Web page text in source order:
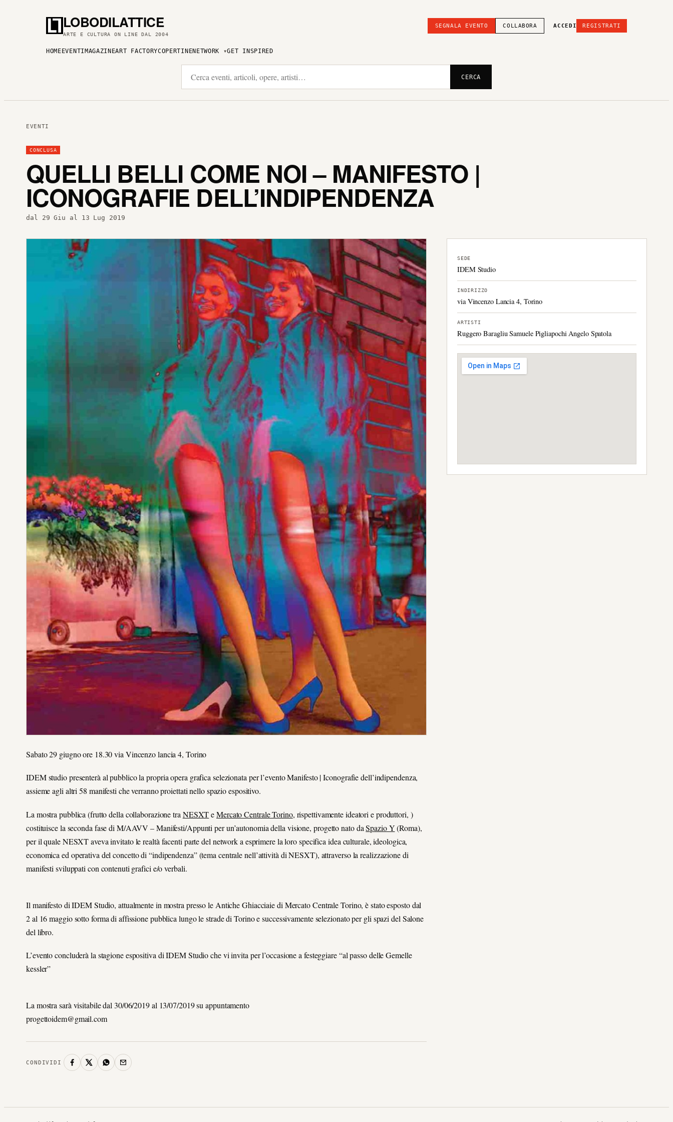
LOBODILATTICE
ARTE E CULTURA ON LINE DAL 2004
SEGNALA EVENTO COLLABORA ACCEDI REGISTRATI
HOME EVENTI MAGAZINEART FACTORYCOPERTINENETWORK GET INSPIRED
CERCA
EVENTI
CONCLUSA
QUELLI BELLI COME NOI – MANIFESTO |
ICONOGRAFIE DELL’INDIPENDENZA
dal 29 Giu al 13 Lug 2019
Sabato 29 giugno ore 18.30 via Vincenzo lancia 4, Torino
IDEM studio presenterà al pubblico la propria opera grafica selezionata per l’evento Manifesto | Iconografie dell’indipendenza,
assieme agli altri 58 manifesti che verranno proiettati nello spazio espositivo.
La mostra pubblica (frutto della collaborazione tra NESXTeMercato Centrale Torino, rispettivamente ideatori e produttori, )
costituisce la seconda fase di M/AAVV – Manifesti/Appunti per un’autonomia della visione, progetto nato daSpazio Y(Roma),
per il quale NESXT aveva invitato le realtà facenti parte del network a esprimere la loro specifica idea culturale, ideologica,
economica ed operativa del concetto di “indipendenza” (tema centrale nell’attività di NESXT), attraverso la realizzazione di
manifesti sviluppati con contenuti grafici e/o verbali.
Il manifesto di IDEM Studio, attualmente in mostra presso le Antiche Ghiacciaie di Mercato Centrale Torino, è stato esposto dal
2 al 16 maggio sotto forma di affissione pubblica lungo le strade di Torino e successivamente selezionato per gli spazi del Salone
del libro.
L’evento concluderà la stagione espositiva di IDEM Studio che vi invita per l’occasione a festeggiare “al passo delle Gemelle
kessler”
La mostra sarà visitabile dal 30/06/2019 al 13/07/2019 su appuntamento
progettoidem@gmail.com
CONDIVIDI
SEDE
IDEM Studio
INDIRIZZO
via Vincenzo Lancia 4, Torino
ARTISTI
Ruggero Baragliu Samuele Pigliapochi Angelo Spatola